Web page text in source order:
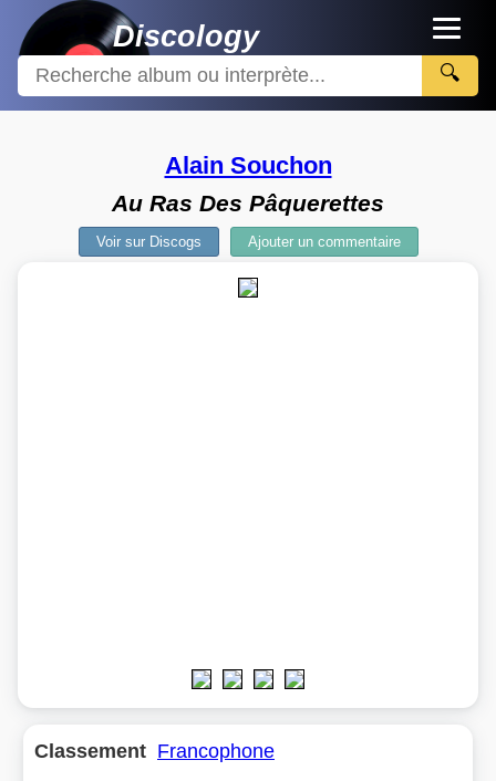
Discology
🔍
Alain Souchon
Au Ras Des Pâquerettes
Classement Francophone